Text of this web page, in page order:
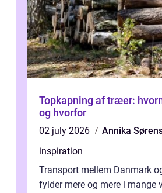
Topkapning af træer:
og hvorfor
02 july 2026
Annika
inspiration
Transport mellem Danmark
fylder mere og mere i mange